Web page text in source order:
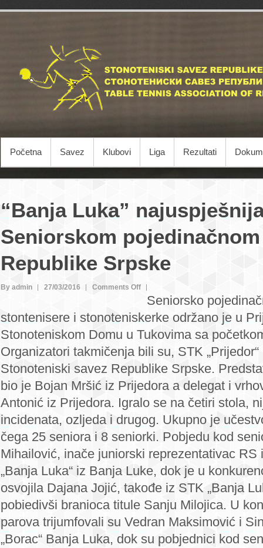
Početna Savez Klubovi Liga Rezultati
“Banja Luka”
Seniorskom
Republike Srpske
By admin 27/03/2016 Comments Offon
“Banja
Luka”
najuspješnija
Seniorskom
pojedinačnom
prvenstvu
Republike
Srpske
Seniorsko
stontenisere i stonoteniskerke održano je u
Stonoteniskom Domu u Tukovima sa
Organizatori takmičenja bili su, STK
Stonoteniski savez Republike Srpske.
bio je Bojan Mršić iz Prijedora a delegat i
Antonić iz Prijedora. Igralo se na četiri stola,
incidenata, ozljeda i drugog. Ukupno je
čega 25 seniora i 8 seniorki. Pobjedu kod
Mihailović, inače juniorski reprezentativac RS
„Banja Luka“ iz Banja Luke, dok je u
osvojila Dajana Jojić, takođe iz STK „Banja
pobiedivši branioca titule Sanju Milojica. U
parova trijumfovali su Vedran Maksimović i
„Borac“ Banja Luka, dok su pobjednici kod